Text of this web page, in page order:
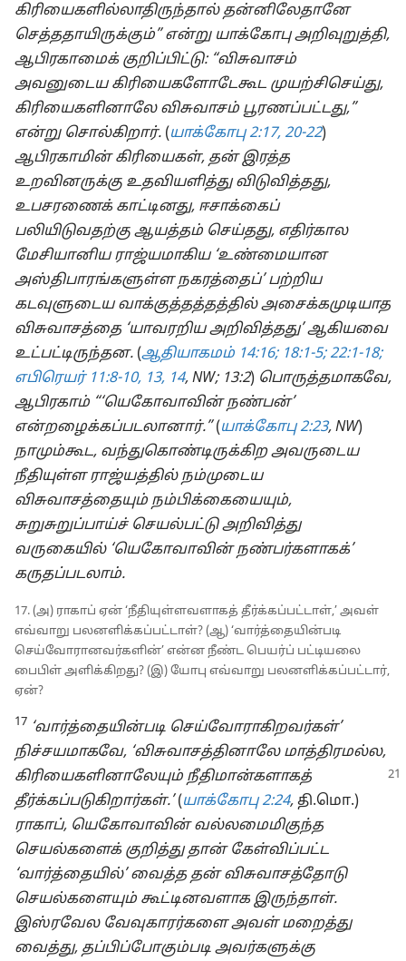
கிரியைகளில்லாதிருந்தால் தன்னிலேதானே
செத்ததாயிருக்கும்” என்று யாக்கோபு அறிவுறுத்தி,
ஆபிரகாமைக் குறிப்பிட்டு: “விசுவாசம்
அவனுடைய கிரியைகளோடேகூட முயற்சிசெய்து,
கிரியைகளினாலே விசுவாசம் பூரணப்பட்டது,”
என்று சொல்கிறார். (யாக்கோபு 2:17, 20-22)
ஆபிரகாமின் கிரியைகள், தன் இரத்த
உறவினருக்கு உதவியளித்து விடுவித்தது,
உபசரணைக் காட்டினது, ஈசாக்கைப்
பலியிடுவதற்கு ஆயத்தம் செய்தது, எதிர்கால
மேசியானிய ராஜ்யமாகிய ‘உண்மையான
அஸ்திபாரங்களுள்ள நகரத்தைப்’ பற்றிய
கடவுளுடைய வாக்குத்தத்தத்தில் அசைக்கமுடியாத
விசுவாசத்தை ‘யாவரறிய அறிவித்தது’ ஆகியவை
உட்பட்டிருந்தன. (ஆதியாகமம் 14:16; 18:1-5; 22:1-18;
எபிரெயர் 11:8-10, 13, 14, NW; 13:2) பொருத்தமாகவே,
ஆபிரகாம் “‘யெகோவாவின் நண்பன்’
என்றழைக்கப்படலானார்.”(யாக்கோபு 2:23, NW)
நாமும்கூட, வந்துகொண்டிருக்கிற அவருடைய
நீதியுள்ள ராஜ்யத்தில் நம்முடைய
விசுவாசத்தையும் நம்பிக்கையையும்,
சுறுசுறுப்பாய்ச் செயல்பட்டு அறிவித்து
வருகையில் ‘யெகோவாவின் நண்பர்களாகக்’
கருதப்படலாம்.
17. (அ) ராகாப் ஏன் ‘நீதியுள்ளவளாகத் தீர்க்கப்பட்டாள்,’ அவள்
எவ்வாறு பலனளிக்கப்பட்டாள்? (ஆ) ‘வார்த்தையின்படி
செய்வோரானவர்களின்’ என்ன நீண்ட பெயர்ப் பட்டியலை
பைபிள் அளிக்கிறது? (இ) யோபு எவ்வாறு பலனளிக்கப்பட்டார்,
ஏன்?
17 ‘வார்த்தையின்படி செய்வோராகிறவர்கள்’
நிச்சயமாகவே, ‘விசுவாசத்தினாலே மாத்திரமல்ல,
கிரியைகளினாலேயும் நீதிமான்களாகத்
தீர்க்கப்படுகிறார்கள்.’(யாக்கோபு 2:24, தி.மொ.)
ராகாப், யெகோவாவின் வல்லமைமிகுந்த
செயல்களைக் குறித்து தான் கேள்விப்பட்ட
‘வார்த்தையில்’ வைத்த தன் விசுவாசத்தோடு
செயல்களையும் கூட்டினவளாக இருந்தாள்.
இஸ்ரவேல வேவுகாரர்களை அவள் மறைத்து
வைத்து, தப்பிப்போகும்படி அவர்களுக்கு